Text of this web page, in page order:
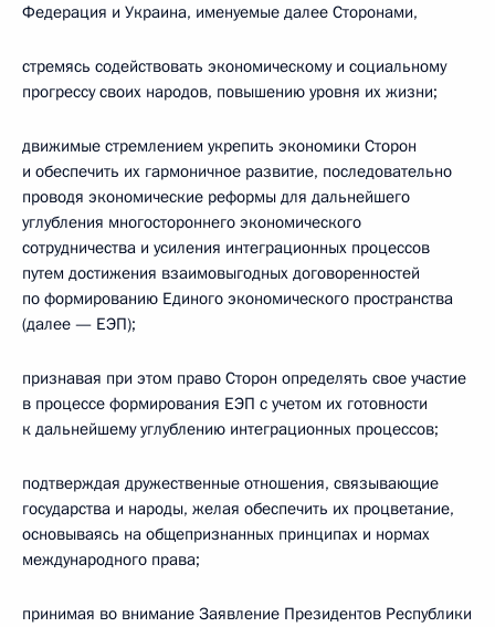
Федерация и Украина, именуемые далее Сторонами,
стремясь содействовать экономическому и социальному
прогрессу своих народов, повышению уровня их жизни;
движимые стремлением укрепить экономики Сторон
и обеспечить их гармоничное развитие, последовательно
проводя экономические реформы для дальнейшего
углубления многостороннего экономического
сотрудничества и усиления интеграционных процессов
путем достижения взаимовыгодных договоренностей
по формированию Единого экономического пространства
(далее — ЕЭП);
признавая при этом право Сторон определять свое участие
в процессе формирования ЕЭП с учетом их готовности
к дальнейшему углублению интеграционных процессов;
подтверждая дружественные отношения, связывающие
государства и народы, желая обеспечить их процветание,
основываясь на общепризнанных принципах и нормах
международного права;
принимая во внимание Заявление Президентов Республики